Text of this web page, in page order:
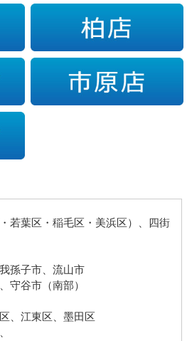
若葉区・稲毛区・美浜区）、四街
孫子市、流山市
守谷市（南部）
、江東区、墨田区